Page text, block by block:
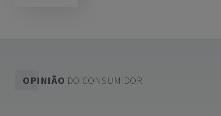
OPINIÃO DO CONSUMIDOR